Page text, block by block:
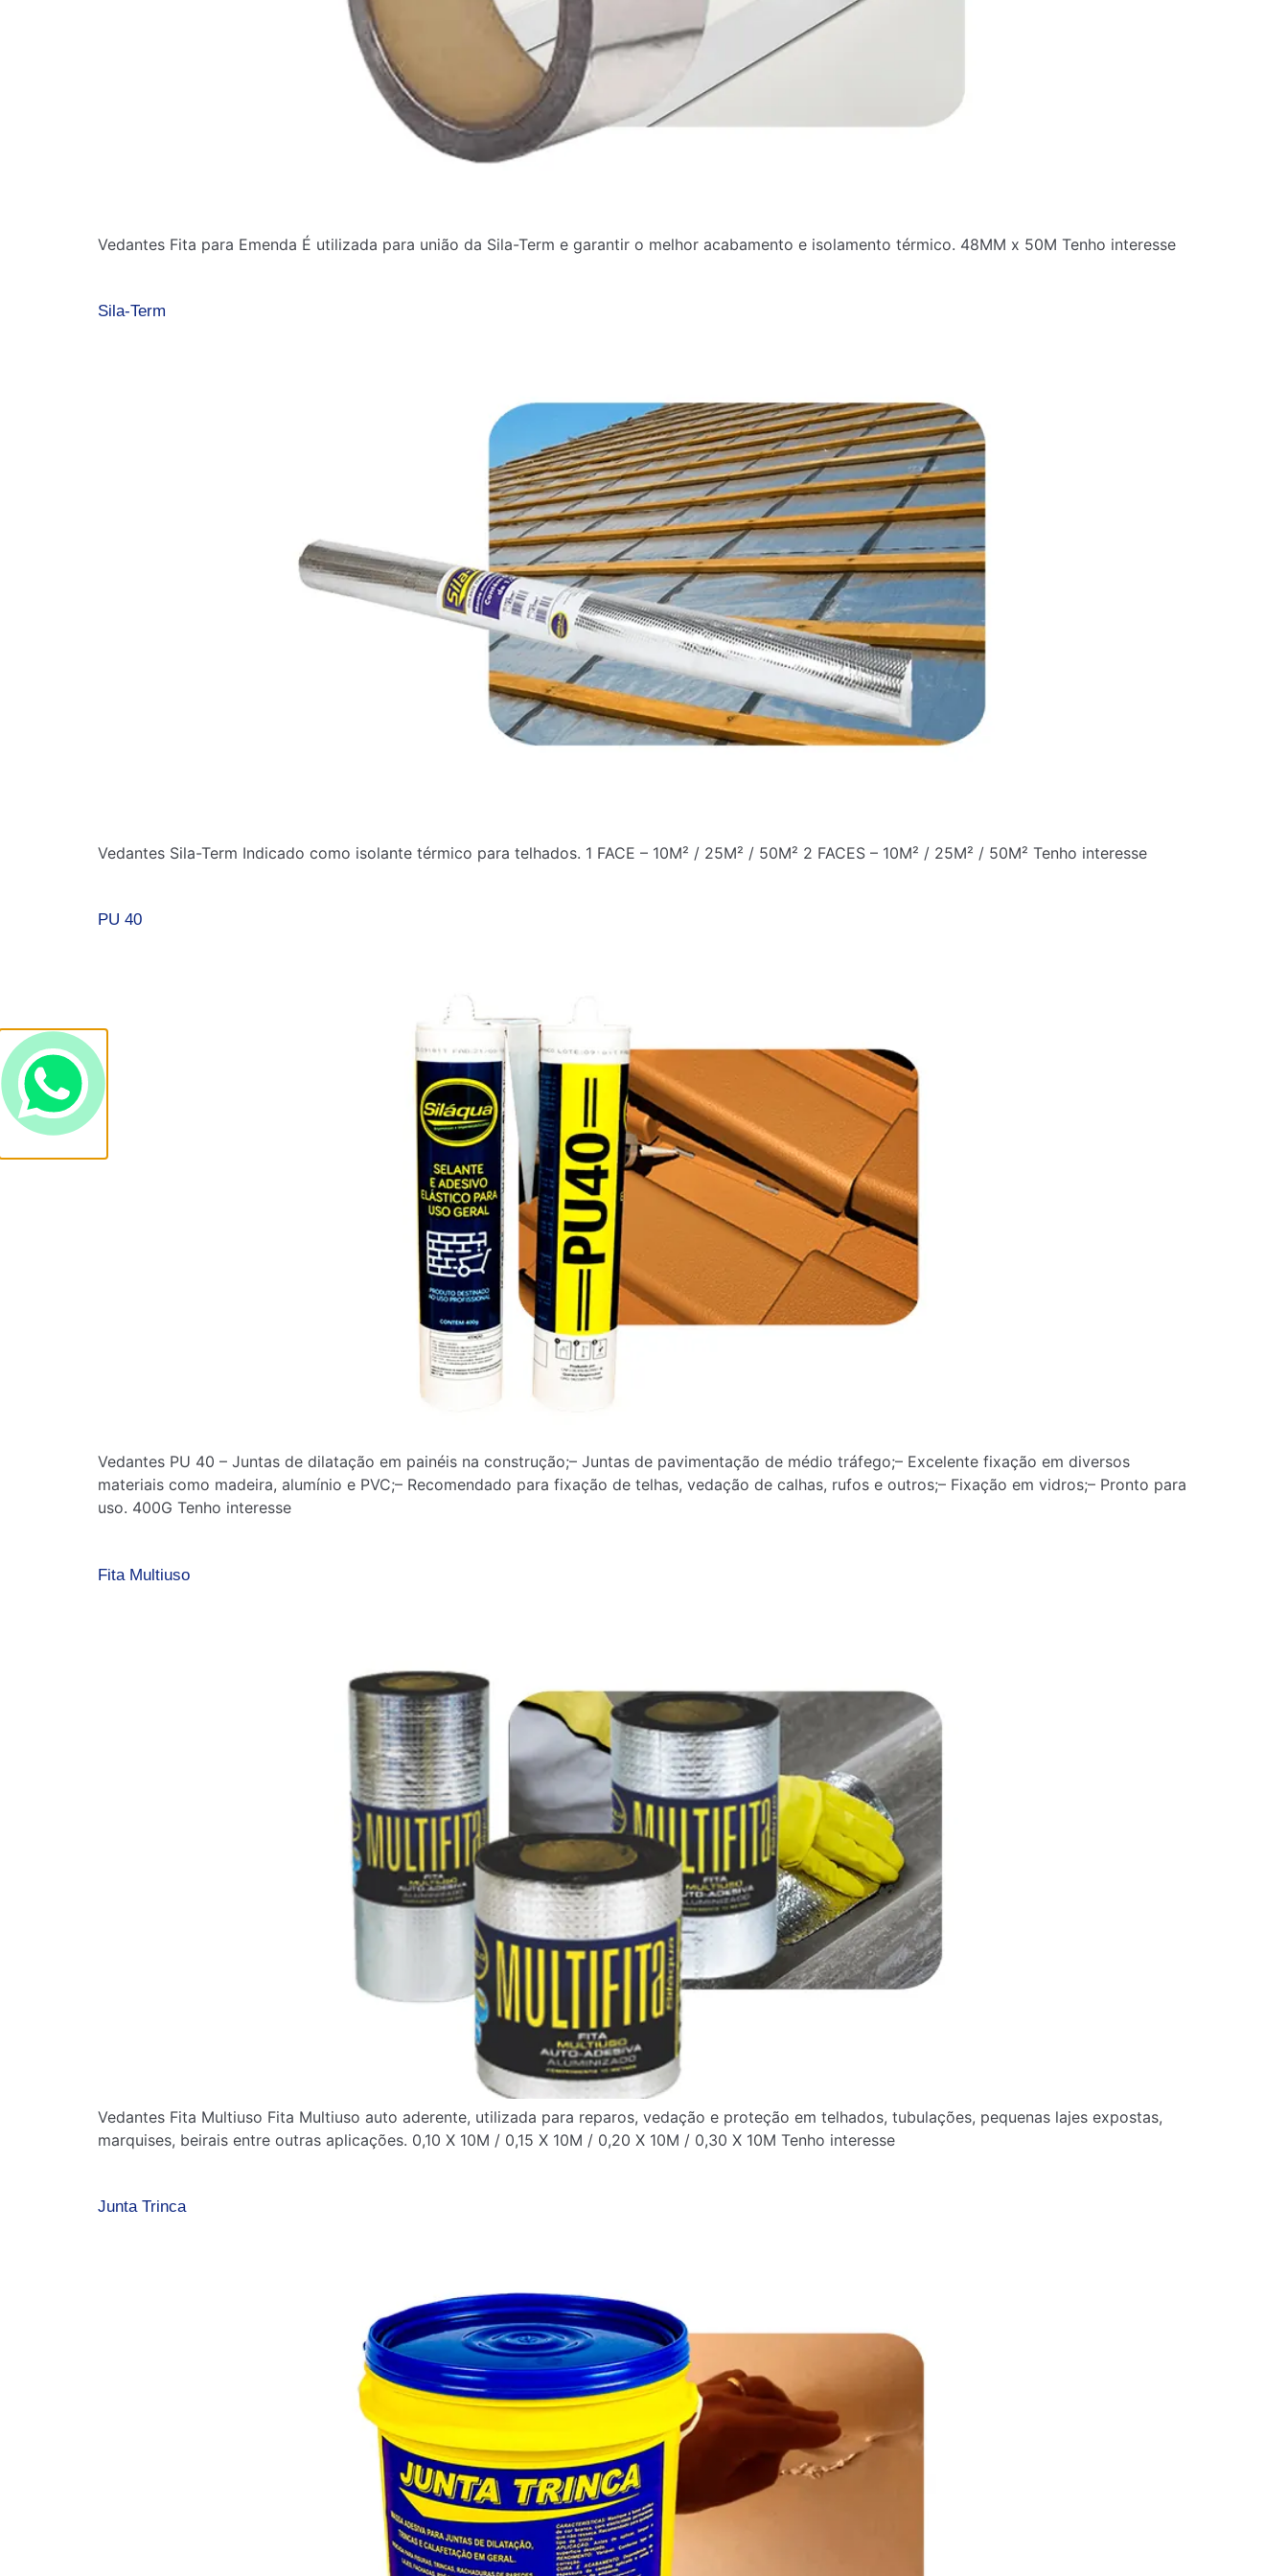
Vedantes Fita para Emenda É utilizada para união da Sila-Term e garantir o melhor acabamento e isolamento térmico. 48MM x 50M Tenho interesse
Sila-Term
Vedantes Sila-Term Indicado como isolante térmico para telhados. 1 FACE – 10M² / 25M² / 50M² 2 FACES – 10M² / 25M² / 50M² Tenho interesse
PU 40
Vedantes PU 40 – Juntas de dilatação em painéis na construção;– Juntas de pavimentação de médio tráfego;– Excelente fixação em diversos
materiais como madeira, alumínio e PVC;– Recomendado para fixação de telhas, vedação de calhas, rufos e outros;– Fixação em vidros;– Pronto para
uso. 400G Tenho interesse
Fita Multiuso
Vedantes Fita Multiuso Fita Multiuso auto aderente, utilizada para reparos, vedação e proteção em telhados, tubulações, pequenas lajes expostas,
marquises, beirais entre outras aplicações. 0,10 X 10M / 0,15 X 10M / 0,20 X 10M / 0,30 X 10M Tenho interesse
Junta Trinca